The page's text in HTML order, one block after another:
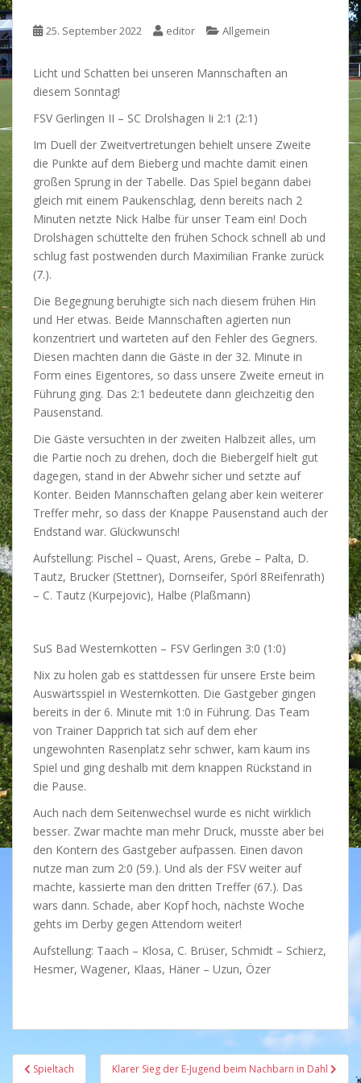
25. September 2022 editor Allgemein
Licht und Schatten bei unseren Mannschaften an
diesem Sonntag!
FSV Gerlingen II – SC Drolshagen Ii 2:1 (2:1)
Im Duell der Zweitvertretungen behielt unsere Zweite
die Punkte auf dem Bieberg und machte damit einen
großen Sprung in der Tabelle. Das Spiel begann dabei
gleich mit einem Paukenschlag, denn bereits nach 2
Minuten netzte Nick Halbe für unser Team ein! Doch
Drolshagen schüttelte den frühen Schock schnell ab und
schlug fast postwenden durch Maximilian Franke zurück
(7.).
Die Begegnung beruhigte sich nach diesem frühen Hin
und Her etwas. Beide Mannschaften agierten nun
konzentriert und warteten auf den Fehler des Gegners.
Diesen machten dann die Gäste in der 32. Minute in
Form eines Eigentores, so dass unsere Zweite erneut in
Führung ging. Das 2:1 bedeutete dann gleichzeitig den
Pausenstand.
Die Gäste versuchten in der zweiten Halbzeit alles, um
die Partie noch zu drehen, doch die Biebergelf hielt gut
dagegen, stand in der Abwehr sicher und setzte auf
Konter. Beiden Mannschaften gelang aber kein weiterer
Treffer mehr, so dass der Knappe Pausenstand auch der
Endstand war. Glückwunsch!
Aufstellung: Pischel – Quast, Arens, Grebe – Palta, D.
Tautz, Brucker (Stettner), Dornseifer, Spörl 8Reifenrath)
– C. Tautz (Kurpejovic), Halbe (Plaßmann)
SuS Bad Westernkotten – FSV Gerlingen 3:0 (1:0)
Nix zu holen gab es stattdessen für unsere Erste beim
Auswärtsspiel in Westernkotten. Die Gastgeber gingen
bereits in der 6. Minute mit 1:0 in Führung. Das Team
von Trainer Dapprich tat sich auf dem eher
ungewohnten Rasenplatz sehr schwer, kam kaum ins
Spiel und ging deshalb mit dem knappen Rückstand in
die Pause.
Auch nach dem Seitenwechsel wurde es nicht wirklich
besser. Zwar machte man mehr Druck, musste aber bei
den Kontern des Gastgeber aufpassen. Einen davon
nutze man zum 2:0 (59.). Und als der FSV weiter auf
machte, kassierte man den dritten Treffer (67.). Das
wars dann. Schade, aber Kopf hoch, nächste Woche
gehts im Derby gegen Attendorn weiter!
Aufstellung: Taach – Klosa, C. Brüser, Schmidt – Schierz,
Hesmer, Wagener, Klaas, Häner – Uzun, Özer
Beitragsnavigation
Spieltach Klarer Sieg der E-Jugend beim Nachbarn in Dahl